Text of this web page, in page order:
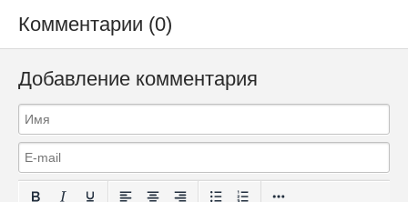
Комментарии (0)
Добавление комментария